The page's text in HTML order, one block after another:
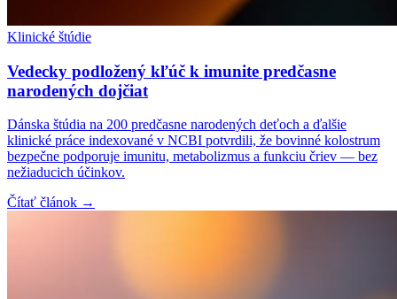
Klinické štúdie
Vedecky podložený kľúč k imunite predčasne
narodených dojčiat
Dánska štúdia na 200 predčasne narodených deťoch a ďalšie
klinické práce indexované v NCBI potvrdili, že bovinné kolostrum
bezpečne podporuje imunitu, metabolizmus a funkciu čriev — bez
nežiaducich účinkov.
Čítať článok →